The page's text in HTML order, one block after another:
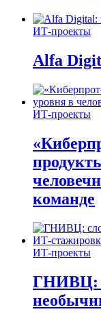
ИТ-проекты
Alfa
ИТ-проекты
команде
ИТ-проекты
ГНИВЦ: